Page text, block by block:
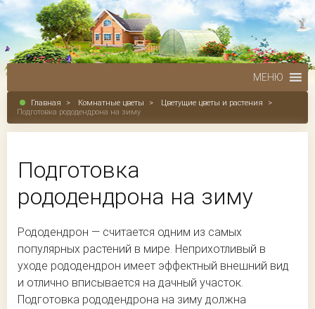
МЕНЮ
Главная > Комнатные цветы > Цветущие цветы и растения
>
Подготовка рододендрона на зиму
Подготовка
рододендрона на зиму
Рододендрон — считается одним из самых
популярных растений в мире. Неприхотливый в
уходе рододендрон имеет эффектный внешний вид
и отлично вписывается на дачный участок.
Подготовка рододендрона на зиму должна